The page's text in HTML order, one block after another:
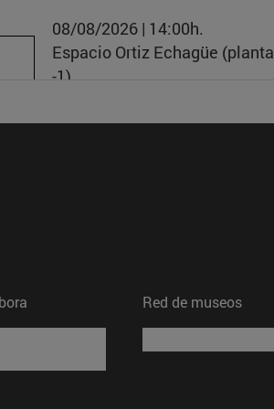
08/08/2026 | 14:00h.
Espacio Ortiz Echagüe (planta
-1)
Red de museos